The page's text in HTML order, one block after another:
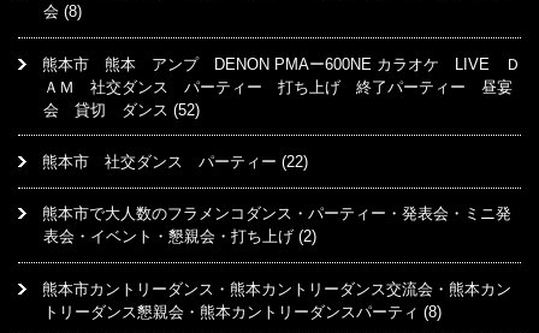
会 (8)
熊本市 熊本 アンプ DENON PMAー600NE カラオケ LIVE Ｄ
ＡＭ 社交ダンス パーティー 打ち上げ 終了パーティー 昼宴
会 貸切 ダンス (52)
熊本市 社交ダンス パーティー (22)
熊本市で大人数のフラメンコダンス・パーティー・発表会・ミニ発
表会・イベント・懇親会・打ち上げ (2)
熊本市カントリーダンス・熊本カントリーダンス交流会・熊本カン
トリーダンス懇親会・熊本カントリーダンスパーティ (8)